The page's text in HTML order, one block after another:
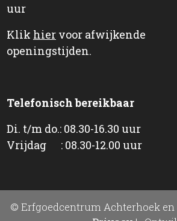
uur
Klik hier voor afwijkende
openingstijden.
Telefonisch bereikbaar
Di. t/m do.: 08.30-16.30 uur
Vrijdag : 08.30-12.00 uur
© Erfgoedcentrum Achterhoek en